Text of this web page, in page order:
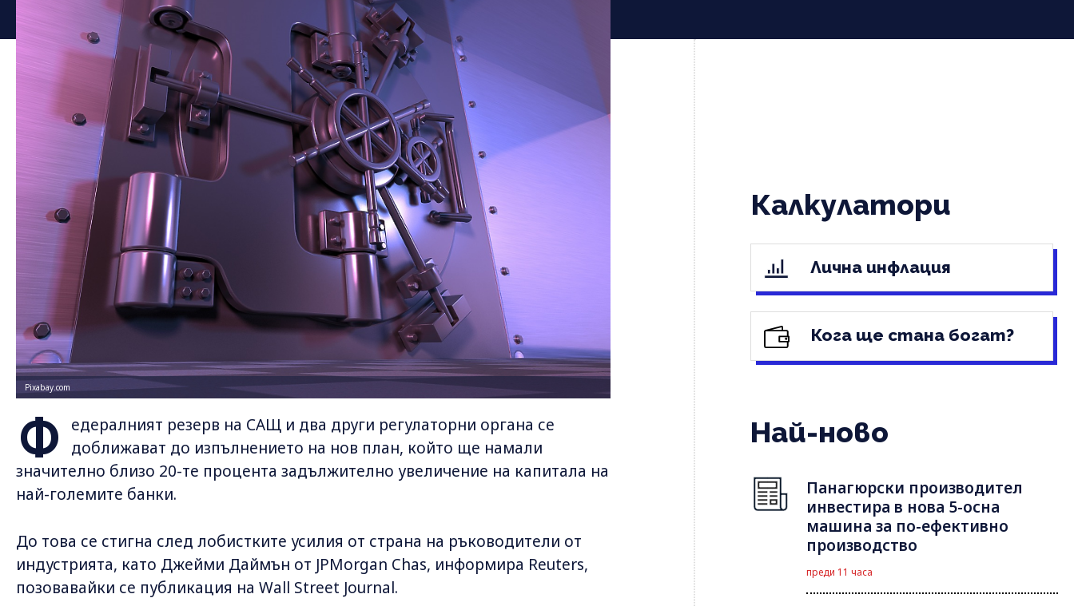
Pixabay.com
Ф
едералният резерв на САЩ и два други регулаторни органа се
доближават до изпълнението на нов план, който ще намали
значително близо 20-те процента задължително увеличение на капитала на
най-големите банки.
До това се стигна след лобистките усилия от страна на ръководители от
индустрията, като Джейми Даймън от JPMorgan Chas, информира Reuters,
позовавайки се публикация на Wall Street Journal.
Калкулатори
Лична инфлация
Кога ще стана богат?
Най-ново
Панагюрски производител
инвестира в нова 5-осна
машина за по-ефективно
производство
преди 11 часа